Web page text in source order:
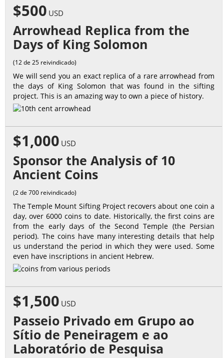
$500 USD
Arrowhead Replica from the
Days of King Solomon
(12 de 25 reivindicado)
We will send you an exact replica of a rare arrowhead from
the days of King Solomon that was found in the sifting
project. This is an amazing way to own a piece of history.
$1,000 USD
Sponsor the Analysis of 10
Ancient Coins
(2 de 700 reivindicado)
The Temple Mount Sifting Project recovers about one coin a
day, over 6000 coins to date. Historically, the first coins are
from the early days of the Second Temple (the Persian
period). The coins have many interesting details that help
us understand the period in which they were used. Some
even have inscriptions in ancient Hebrew.
$1,500 USD
Passeio Privado em Grupo ao
Sítio de Peneiragem e ao
Laboratório de Pesquisa